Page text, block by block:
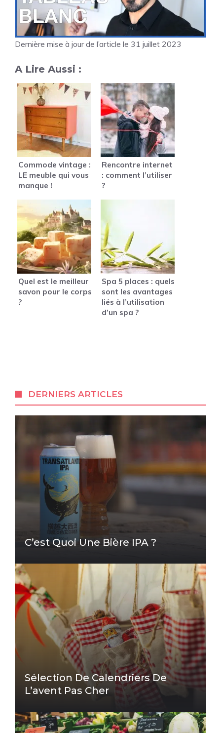
Dernière mise à jour de l’article le 31 juillet 2023
A Lire Aussi :
Commode vintage :
LE meuble qui vous
manque !
Rencontre internet
: comment l’utiliser
?
Quel est le meilleur
savon pour le corps
?
Spa 5 places : quels
sont les avantages
liés à l’utilisation
d’un spa ?
DERNIERS ARTICLES
C’est Quoi Une Bière IPA ?
Sélection De Calendriers De
L’avent Pas Cher